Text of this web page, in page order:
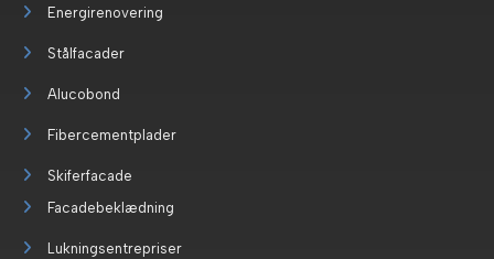
Energirenovering
Stålfacader
Alucobond
Fibercementplader
Skiferfacade
Facadebeklædning
Lukningsentrepriser